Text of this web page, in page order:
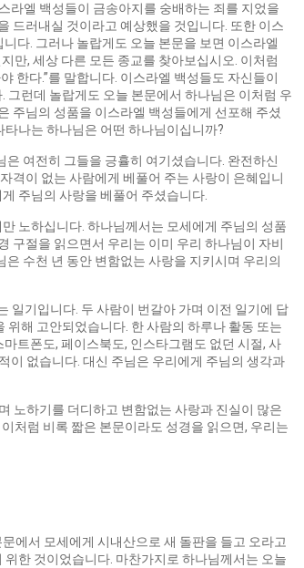
라엘 백성들이 금송아지를 숭배하는 죄를 지었을
드러내실 것이라고 예상했을 것입니다. 또한 이스
다. 그러나 놀랍게도 오늘 본문을 보면 이스라엘
만, 세상 다른 모든 종교를 찾아보십시오. 이처럼
한다.”를 말합니다. 이스라엘 백성들도 자신들이
런데 놀랍게도 오늘 본문에서 하나님은 이처럼 우
주님의 성품을 이스라엘 백성들에게 선포해 주셨
나는 하나님은 어떤 하나님이십니까?
여전히 그들을 긍휼히 여기셨습니다. 완전하신
격이 없는 사람에게 베풀어 주는 사랑이 은혜입니
주님의 사랑을 베풀어 주셨습니다.
노하십니다. 하나님께서는 모세에게 주님의 성품
구절을 읽으면서 우리는 이미 우리 하나님이 자비
수천 년 동안 변함없는 사랑을 지키시며 우리의
일기입니다. 두 사람이 번갈아 가며 이전 일기에 답
해 고안되었습니다. 한 사람의 하루나 활동 또는
트폰도, 페이스북도, 인스타그램도 없던 시절, 사
이 없습니다. 대신 주님은 우리에게 주님의 생각과
노하기를 더디하고 변함없는 사랑과 진실이 많은
처럼 비록 짧은 본문이라도 성경을 읽으면, 우리는
에서 모세에게 시내산으로 새 돌판을 들고 오라고
한 것이었습니다. 마찬가지로 하나님께서는 오늘